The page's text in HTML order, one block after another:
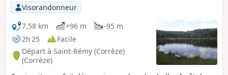
Visorandonneur
7,58 km
+96 m
-95 m
2h 25
Facile
Départ à Saint-Rémy (Corrèze)
(Corrèze)